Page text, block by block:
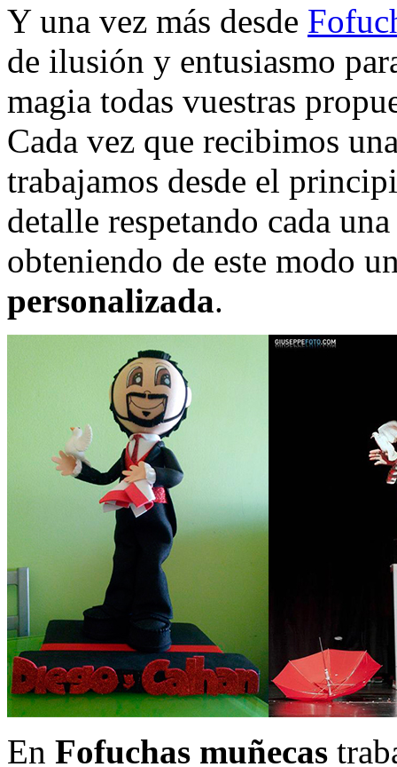
Y una vez más desde
de ilusión y entusiasmo
magia todas vuestras
Cada vez que recibimos
trabajamos desde el
detalle respetando cada
obteniendo de este modo
personalizada.
En Fofuchas muñecas